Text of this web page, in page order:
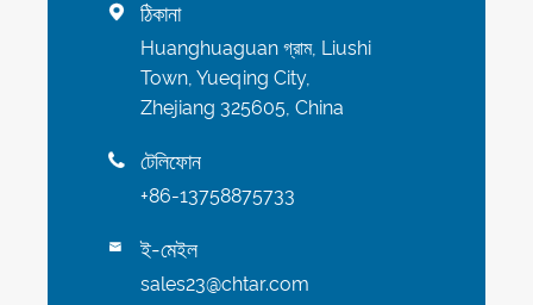
 ঠিকানা
Huanghuaguan গ্রাম, Liushi
Town, Yueqing City,
Zhejiang 325605, China
 টেলিফোন
+86-13758875733
 ই-মেইল
sales23@chtar.com